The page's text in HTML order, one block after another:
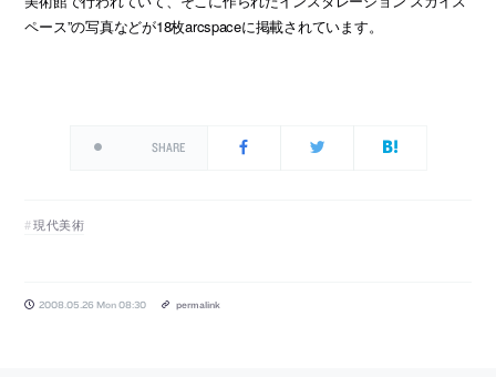
ペース”の写真などが18枚arcspaceに掲載されています。
SHARE
現代美術
2008.05.26 Mon 08:30 permalink